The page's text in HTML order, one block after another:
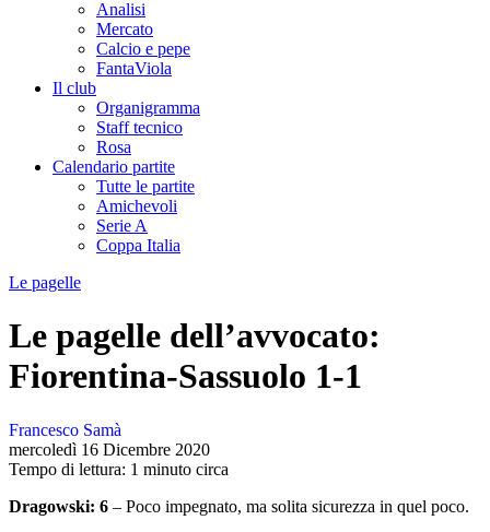
Analisi
Mercato
Calcio e pepe
FantaViola
Il club
Organigramma
Staff tecnico
Rosa
Calendario partite
Tutte le partite
Amichevoli
Serie A
Coppa Italia
Le pagelle
Le pagelle dell’avvocato:
Fiorentina-Sassuolo 1-1
Francesco Samà
mercoledì 16 Dicembre 2020
Tempo di lettura: 1 minuto circa
Dragowski: 6 – Poco impegnato, ma solita sicurezza in quel poco.